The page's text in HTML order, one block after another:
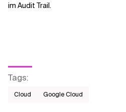
im Audit Trail.
Tags:
Cloud Google Cloud